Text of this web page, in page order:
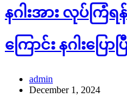
နဂါးအား လုပ်ကြံ
ကြောင်း နဂါးပြောပ
admin
December 1, 2024